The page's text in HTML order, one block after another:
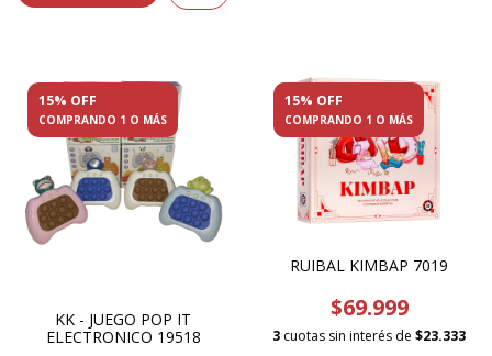
15% OFF
COMPRANDO 1 O MÁS
KK - JUEGO POP IT
ELECTRONICO 19518
15% OFF
COMPRANDO 1 O MÁS
RUIBAL KIMBAP 7019
$69.999
3 cuotas sin interés de $23.333